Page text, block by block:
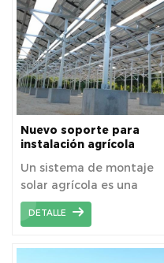
Nuevo soporte para
instalación agrícola
parques solares
Un sistema de montaje
solar agrícola es una
estructura que fija
firmemente los paneles
DETALLE